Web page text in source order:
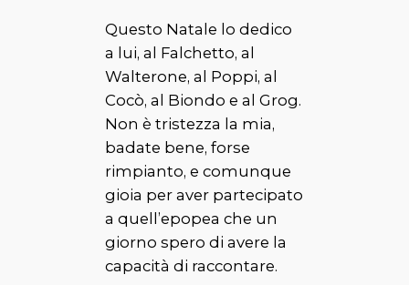
Questo Natale lo dedico
a lui, al Falchetto, al
Walterone, al Poppi, al
Cocò, al Biondo e alGrog.
Non è tristezza la mia,
badate bene, forse
rimpianto, e comunque
gioia per aver partecipato
a quell’epopea che un
giorno spero di avere la
capacità di raccontare.